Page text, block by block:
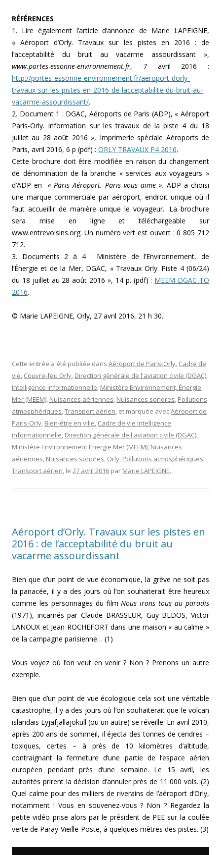
RÉFÉRENCES
1. Lire également l’article d’annonce de Marie LAPEIGNE,
« Aéroport d’Orly. Travaux sur les pistes en 2016 : de
l’acceptabilité du bruit au vacarme assourdissant »,
www.portes-essonne-environnement.fr, 7 avril 2016 :
http://portes-essonne-environnement.fr/aeroport-dorly-
travaux-sur-les-pistes-en-2016-de-lacceptabilite-du-bruit-au-
vacarme-assourdissant/.
2. Document 1 : DGAC, Aéroports de Paris (ADP), « Aéroport
Paris-Orly. Information sur les travaux de la piste 4 du 18
juillet au 28 août 2016 », Imprimerie spéciale Aéroports de
Paris, avril 2016, 6 p (pdf) : ORLY TRAVAUX P4 2016.
Cette brochure doit être modifiée en raison du changement
de dénomination de la branche « services aux voyageurs »
d’ADP en
« Paris Aéroport. Paris vous aime ».ADP a choisi
une marque commerciale par aéroport, endroit unique où il
faut accueillir de manière unique le voyageur.. La brochure
sera mise en ligne et téléchargeable sur
www.entrevoisins.org. Un numéro vert est ouvert : 0 805 712
712.
3. Documents 2 à 4 : Ministère de l’Environnement, de
l’Énergie et de la Mer, DGAC, « Travaux Orly. Piste 4 (06/24)
du 18 juillet au 28 août 2016 », 14 p. (pdf) : MEEM DGAC TO
2016.
© Marie LAPEIGNE, Orly, 27 avril 2016, 21 h 30.
Cette entrée a été publiée dans Aéroport de Paris-Orly Cadre de
vie Couvre-feu Orly Direction générale de l'aviation civile (DGAC)
Intelligence informationnelle Ministère Environnement, Énergie,
Mer (MEEM) Nuisances aériennes Nuisances sonores Pollutions
atmosphériques Transport aérien , et marquée avecAéroport de
Paris-Orly Bien-être en ville Cadre de vie Intelligence
informationnelle Direction générale de l'aviation civile (DGAC)
Ministère Environnement Énergie Mer (MEEM) Nuisances
aériennes Nuisances sonores Orly Pollutions atmosphériques
Transport aérien , le 27 avril 2016 par Marie LAPEIGNE.
Aéroport d’Orly. Travaux sur les pistes en
2016 : de l’acceptabilité du bruit au
vacarme assourdissant
Bien que d’un point de vue économique, la grève ne soit pas
la panacée, il y a des jours où l’on souhaiterait être heureux
comme les personnages du filmNous irons tous au paradis
(1971), incarnés par Claude BRASSEUR, Guy BEDOS, Victor
LANOUX et Jean ROCHEFORT dans une maison « au calme »
de la campagne parisienne… (1)
Vous voyez où l’on veut en venir ? Non ? Prenons un autre
exemple.
Bien que d’un point de vue écologique cela soit une véritable
catastrophe, il y a des jours où l’on souhaiterait que le volcan
islandais Eyjafjallajökull (ou un autre) se réveille. En avril 2010,
après 200 ans de sommeil, il éjecta des tonnes de cendres –
toxiques, certes – à près de 10 kilomètres d’altitude,
contraignant la fermeture d’une partie de l’espace aérien
européen pendant près d’une semaine. Le 15 avril, les
autorités prirent la décision d’annuler près de 11 000 vols. (2)
Quel calme pour des milliers de riverains de l’aéroport d’Orly,
notamment ! Vous en souvenez-vous ? Non ? Regardez la
petite vidéo prise alors par le président de PEE sur la coulée
verte de Paray-Vieille-Poste, à quelques mètres des pistes. (3)